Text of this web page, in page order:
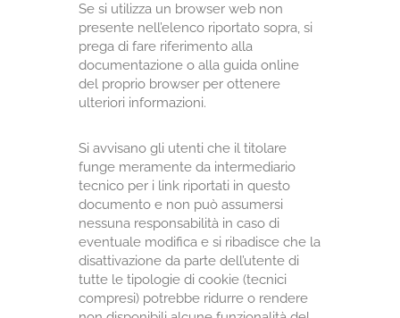
Se si utilizza un browser web non
presente nell’elenco riportato sopra, si
prega di fare riferimento alla
documentazione o alla guida online
del proprio browser per ottenere
ulteriori informazioni.
Si avvisano gli utenti che il titolare
funge meramente da intermediario
tecnico per i link riportati in questo
documento e non può assumersi
nessuna responsabilità in caso di
eventuale modifica e si ribadisce che la
disattivazione da parte dell’utente di
tutte le tipologie di cookie (tecnici
compresi) potrebbe ridurre o rendere